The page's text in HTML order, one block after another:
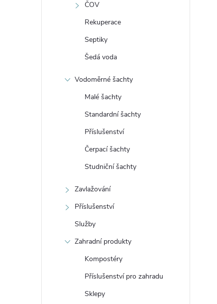
ČOV
Rekuperace
Septiky
Šedá voda
Vodoměrné šachty
Malé šachty
Standardní šachty
Příslušenství
Čerpací šachty
Studniční šachty
Zavlažování
Příslušenství
Služby
Zahradní produkty
Kompostéry
Příslušenství pro zahradu
Sklepy